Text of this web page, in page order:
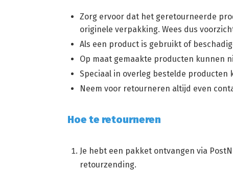
Zorg ervoor dat het geretourneerde
originele verpakking. Wees dus
Als een product is gebruikt of
Op maat gemaakte producten kunnen
Speciaal in overleg bestelde
Neem voor retourneren altijd even
Hoe te retourneren
Je hebt een pakket ontvangen via
retourzending.